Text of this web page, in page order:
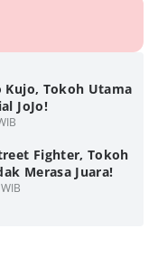
Kujo, Tokoh Utama
JoJo!
Fighter, Tokoh
Merasa Juara!